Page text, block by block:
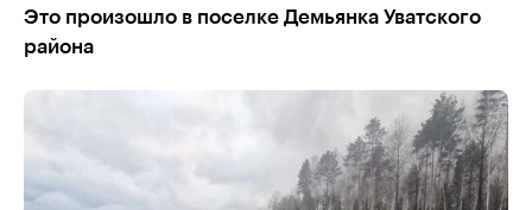
Это произошло в поселке Демьянка Уватского
района